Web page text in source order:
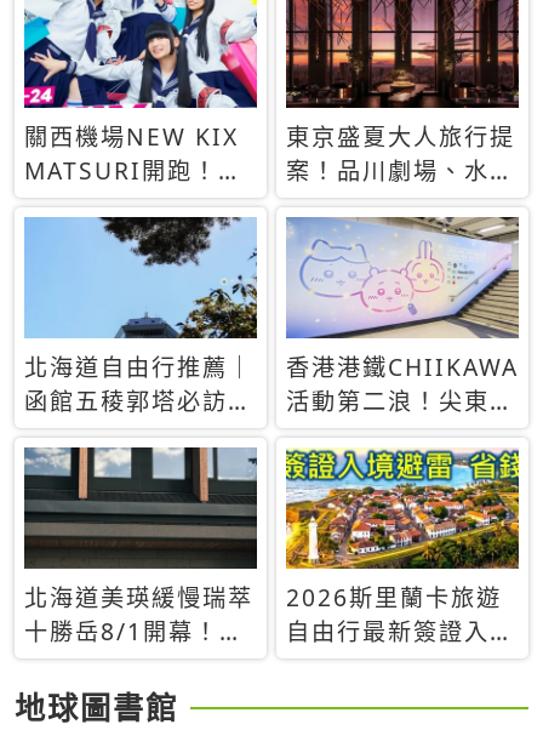
玩12國亞歐洲自由
行花費24萬
華套票登場
關西機場NEW KIX
MATSURI開跑！
8/15起購物集章抽5
萬日圓好禮
東京盛夏大人旅行提
案！品川劇場、水族
館夜景與日本酒冰淇
淋一次收藏
北海道自由行推薦｜
函館五稜郭塔必訪！
登上展望台俯瞰星形
城堡，函館親子自由
行經典景點
香港港鐵CHIIKAWA
活動第二浪！尖東站
閘機聲效、限定周邊
8月開賣
北海道美瑛緩慢瑞萃
十勝岳8/1開幕！薰
衣草森林打造高端慢
旅Villa
2026斯里蘭卡旅遊
自由行最新簽證入境
避雷與小資省錢攻
略：走過70國的溫
地球圖書館